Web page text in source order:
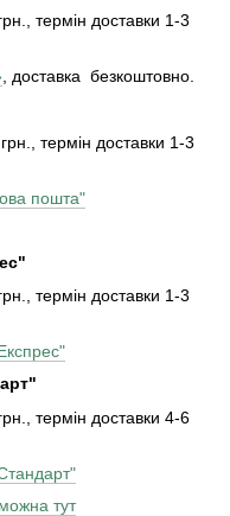
термін доставки 1-3
, доставка безкоштовно.
термін доставки 1-3
пошта"
термін доставки 1-3
термін доставки 4-6
тут